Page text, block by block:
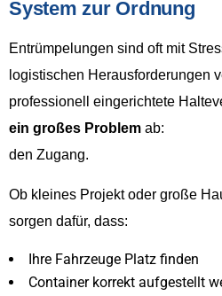
System zur Ordnung
Entrümpelungen sind oft mit
logistischen Herausforderungen
professionell eingerichtete
ein großes Problem ab:
den Zugang.
Ob kleines Projekt oder große
sorgen dafür, dass:
Ihre Fahrzeuge Platz finden
Container korrekt aufgestellt